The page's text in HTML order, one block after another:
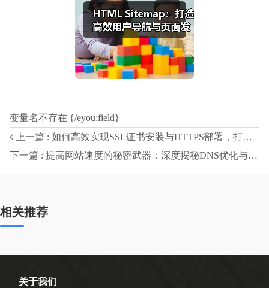
变量名不存在 {/eyou:field}
上一篇 : 如何高效实现SSL证书安装与HTTPS部署，打造安全连接的秘诀
下一篇 : 提高网站速度的秘密武器：深度揭秘DNS优化与域名解析技巧
相关推荐
关于我们